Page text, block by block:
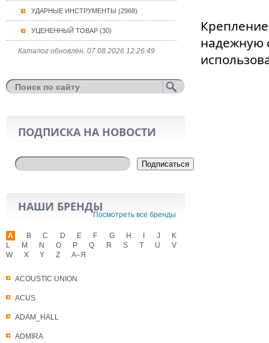
УДАРНЫЕ ИНСТРУМЕНТЫ (2968)
УЦЕНЕННЫЙ ТОВАР (30)
Каталог обновлён: 07.08.2026 12:26:49
ПОДПИСКА НА НОВОСТИ
Подписаться
НАШИ БРЕНДЫ
Посмотреть все бренды
A
ACOUSTIC UNION
ACUS
ADAM_HALL
ADMIRA
B C D E F G H J
K
L
M N O P Q R S T U
V
W
X Y Z А–Я
надежную